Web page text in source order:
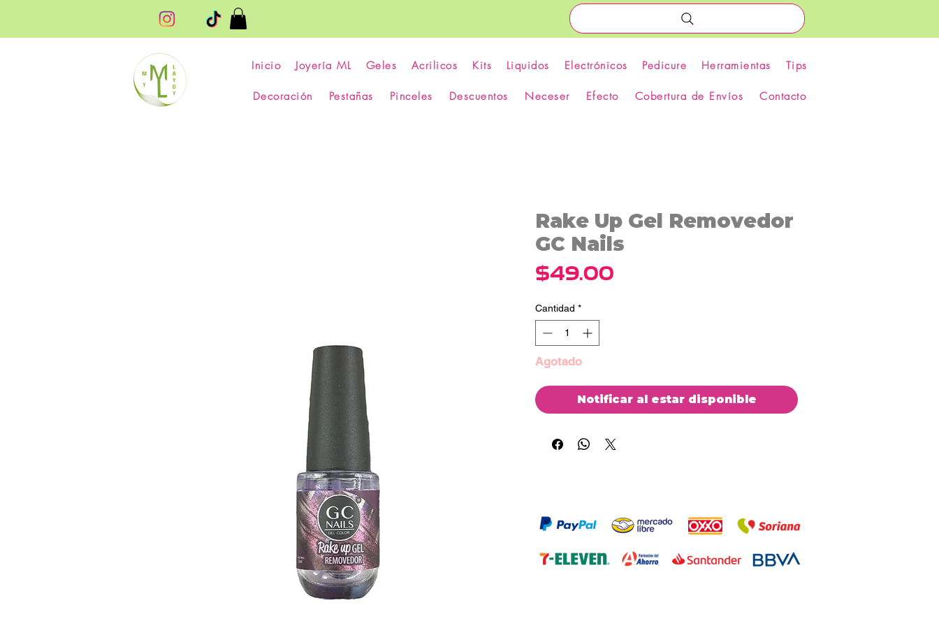
Inicio Joyería ML Geles Acrilicos Kits Liquidos Electrónicos Pedicure Herramientas Tips
Decoración Pestañas Pinceles Descuentos Neceser Efecto Cobertura de Envíos Contacto
Rake Up Gel Removedor
GC Nails
$49.00
Cantidad *
Agotado
Notificar al estar disponible